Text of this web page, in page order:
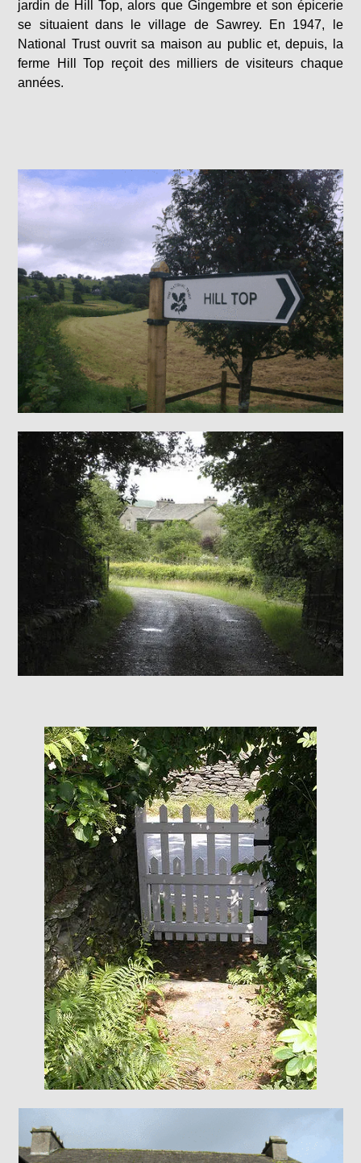
jardin de Hill Top, alors que Gingembre et son épicerie
se situaient dans le village de Sawrey. En 1947, le
National Trust ouvrit sa maison au public et, depuis, la
ferme Hill Top reçoit des milliers de visiteurs chaque
années.